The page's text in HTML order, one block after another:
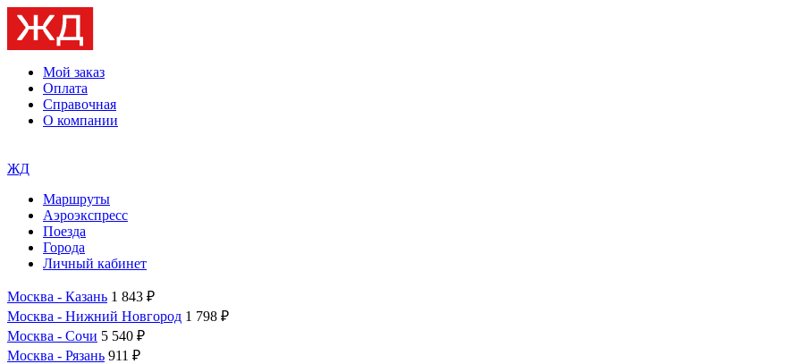
Мой заказ
Оплата
Справочная
О компании
ЖД
Маршруты
Аэроэкспресс
Поезда
Города
Личный кабинет
Москва - Казань 1 843 ₽
Москва - Нижний Новгород 1 798 ₽
Москва - Сочи 5 540 ₽
Москва - Рязань 911 ₽